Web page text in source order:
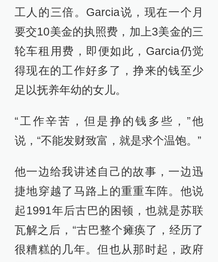
工人的三倍。Garcia说，现在一个月
要交10美金的执照费，加上3美金的三
轮车租用费，即便如此，Garcia仍觉
得现在的工作好多了，挣来的钱至少
足以抚养年幼的女儿。
“工作辛苦，但是挣的钱多些，”他
说，“不能发财致富，就是求个温饱。”
他一边给我讲述自己的故事，一边迅
捷地穿越了马路上的重重车阵。他说
起1991年后古巴的困顿，也就是苏联
瓦解之后，“古巴整个瘫痪了，经历了
很糟糕的几年。但也从那时起，政府